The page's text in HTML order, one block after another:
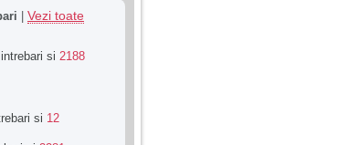
Vezi toate
si 2188
si 12